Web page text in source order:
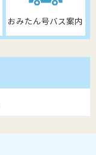
おみたん号バス案内